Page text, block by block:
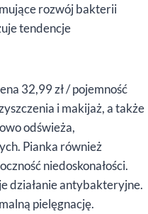
rozwój bakterii
tendencje
32,99 zł / pojemność
i makijaż, a także
odświeża,
Pianka również
niedoskonałości.
działanie antybakteryjne.
pielęgnację.